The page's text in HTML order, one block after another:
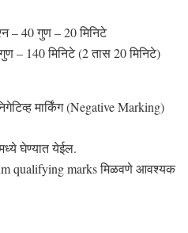
– 40 गुण – 20 मिनिटे
– 140 मिनिटे (2 तास 20 मिनिटे)
मार्किंग (Negative Marking)
घेण्यात येईल.
qualifying marks मिळवणे आवश्यक